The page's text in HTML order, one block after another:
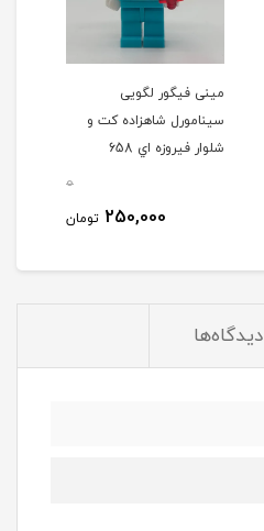
مینی فیگور لگویی
سینامورل شاهزاده کت و
شلوار فیروزه اي 658
0
250,000 تومان
دیدگاه‌ها